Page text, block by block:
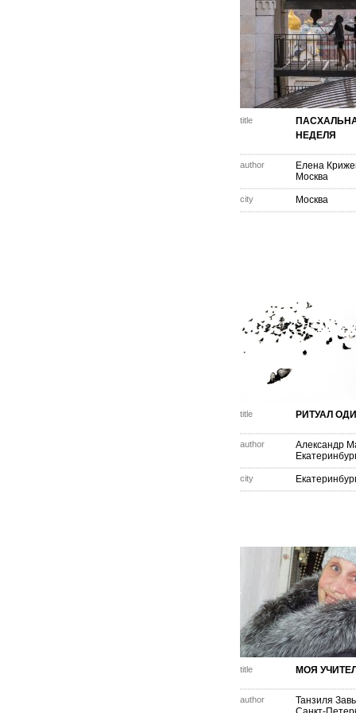
title
НЕДЕЛЯ
author
Елена
Москва
city Москва
title РИТУАЛ
author
Александр
city
title МОЯ
author
Танзиля